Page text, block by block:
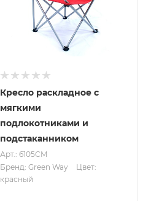
Кресло раскладное с
мягкими
подлокотниками и
подстаканником
Арт.: 6105CM
Бренд: Green Way
Цвет:
красный